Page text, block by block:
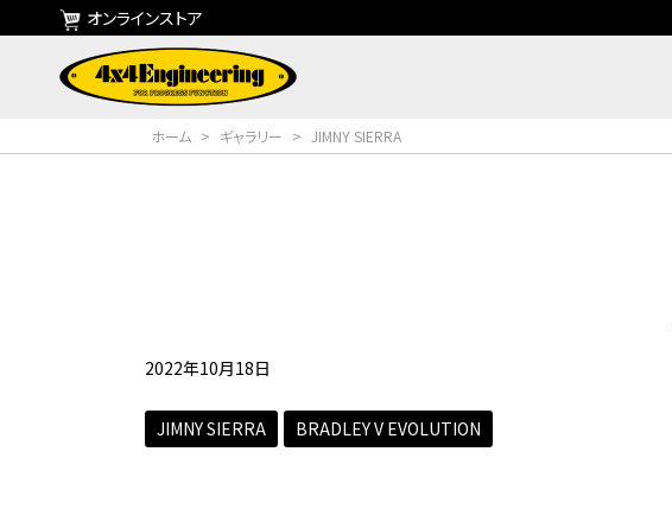
オンラインストア
ホーム > ギャラリー > JIMNY SIERRA
2022年10月18日
JIMNY SIERRA BRADLEY V EVOLUTION